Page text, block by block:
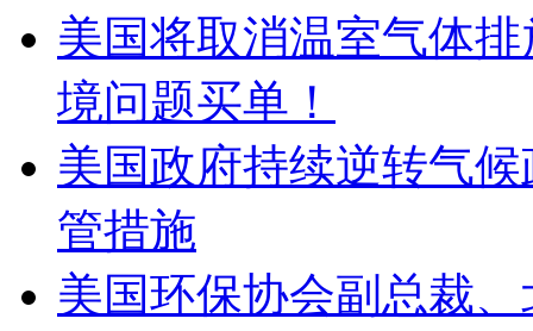
美国将取消温室气体
境问题买单！
美国政府持续逆转气
管措施
美国环保协会副总裁